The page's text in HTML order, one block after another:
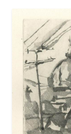
Nel 1959 figura
dell’America
Nel 1959
Lisbona.
Figura dal 25